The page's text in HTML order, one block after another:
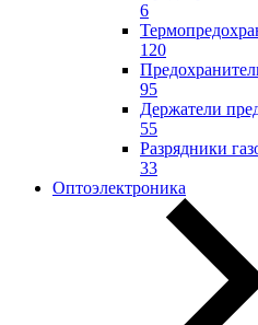
6
120
95
Держатели
55
Разрядники
33
Оптоэлектроника